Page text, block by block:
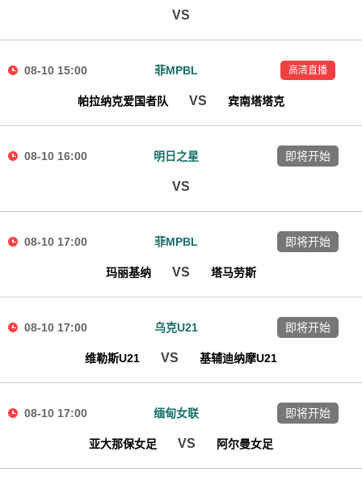
VS
08-10 15:00 菲MPBL
帕拉纳克爱国者队 VS 宾南塔塔克
高清直播
08-10 16:00 明日之星
VS
即将开始
08-10 17:00 菲MPBL
玛丽基纳 VS 塔马劳斯
即将开始
08-10 17:00 乌克U21
维勒斯U21 VS 基辅迪纳摩U21
即将开始
08-10 17:00 缅甸女联
亚大那保女足 VS 阿尔曼女足
即将开始